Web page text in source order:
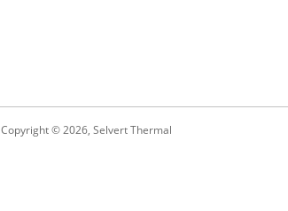
Copyright © 2026, Selvert Thermal